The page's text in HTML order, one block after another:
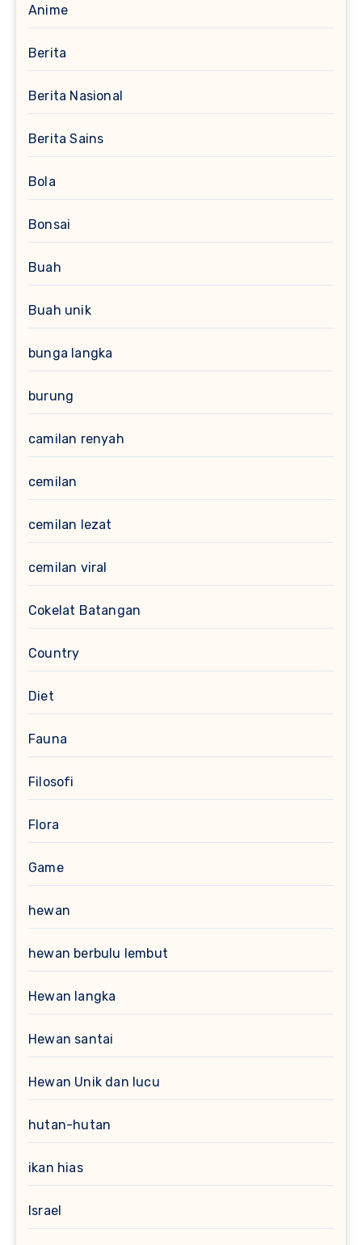
Anime
Berita
Berita Nasional
Berita Sains
Bola
Bonsai
Buah
Buah unik
bunga langka
burung
camilan renyah
cemilan
cemilan lezat
cemilan viral
Cokelat Batangan
Country
Diet
Fauna
Filosofi
Flora
Game
hewan
hewan berbulu lembut
Hewan langka
Hewan santai
Hewan Unik dan lucu
hutan-hutan
ikan hias
Israel